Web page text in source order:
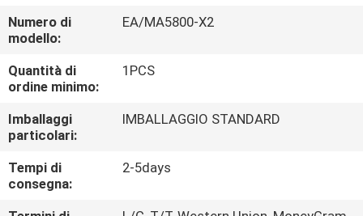
CIRCA
NOI
GIRO
DELLA
FABBRICA
CONTROLLO
Numero di
modello:
EA/MA5800-X2
Quantità di
ordine minimo:
1PCS
Imballaggi
particolari:
IMBALLAGGIO STANDARD
Tempi di
consegna:
2-5days